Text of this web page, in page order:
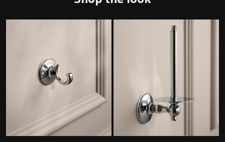
Speglar utan belysning
Belysning
Handtag & knoppar
Övriga badrumstillbehör